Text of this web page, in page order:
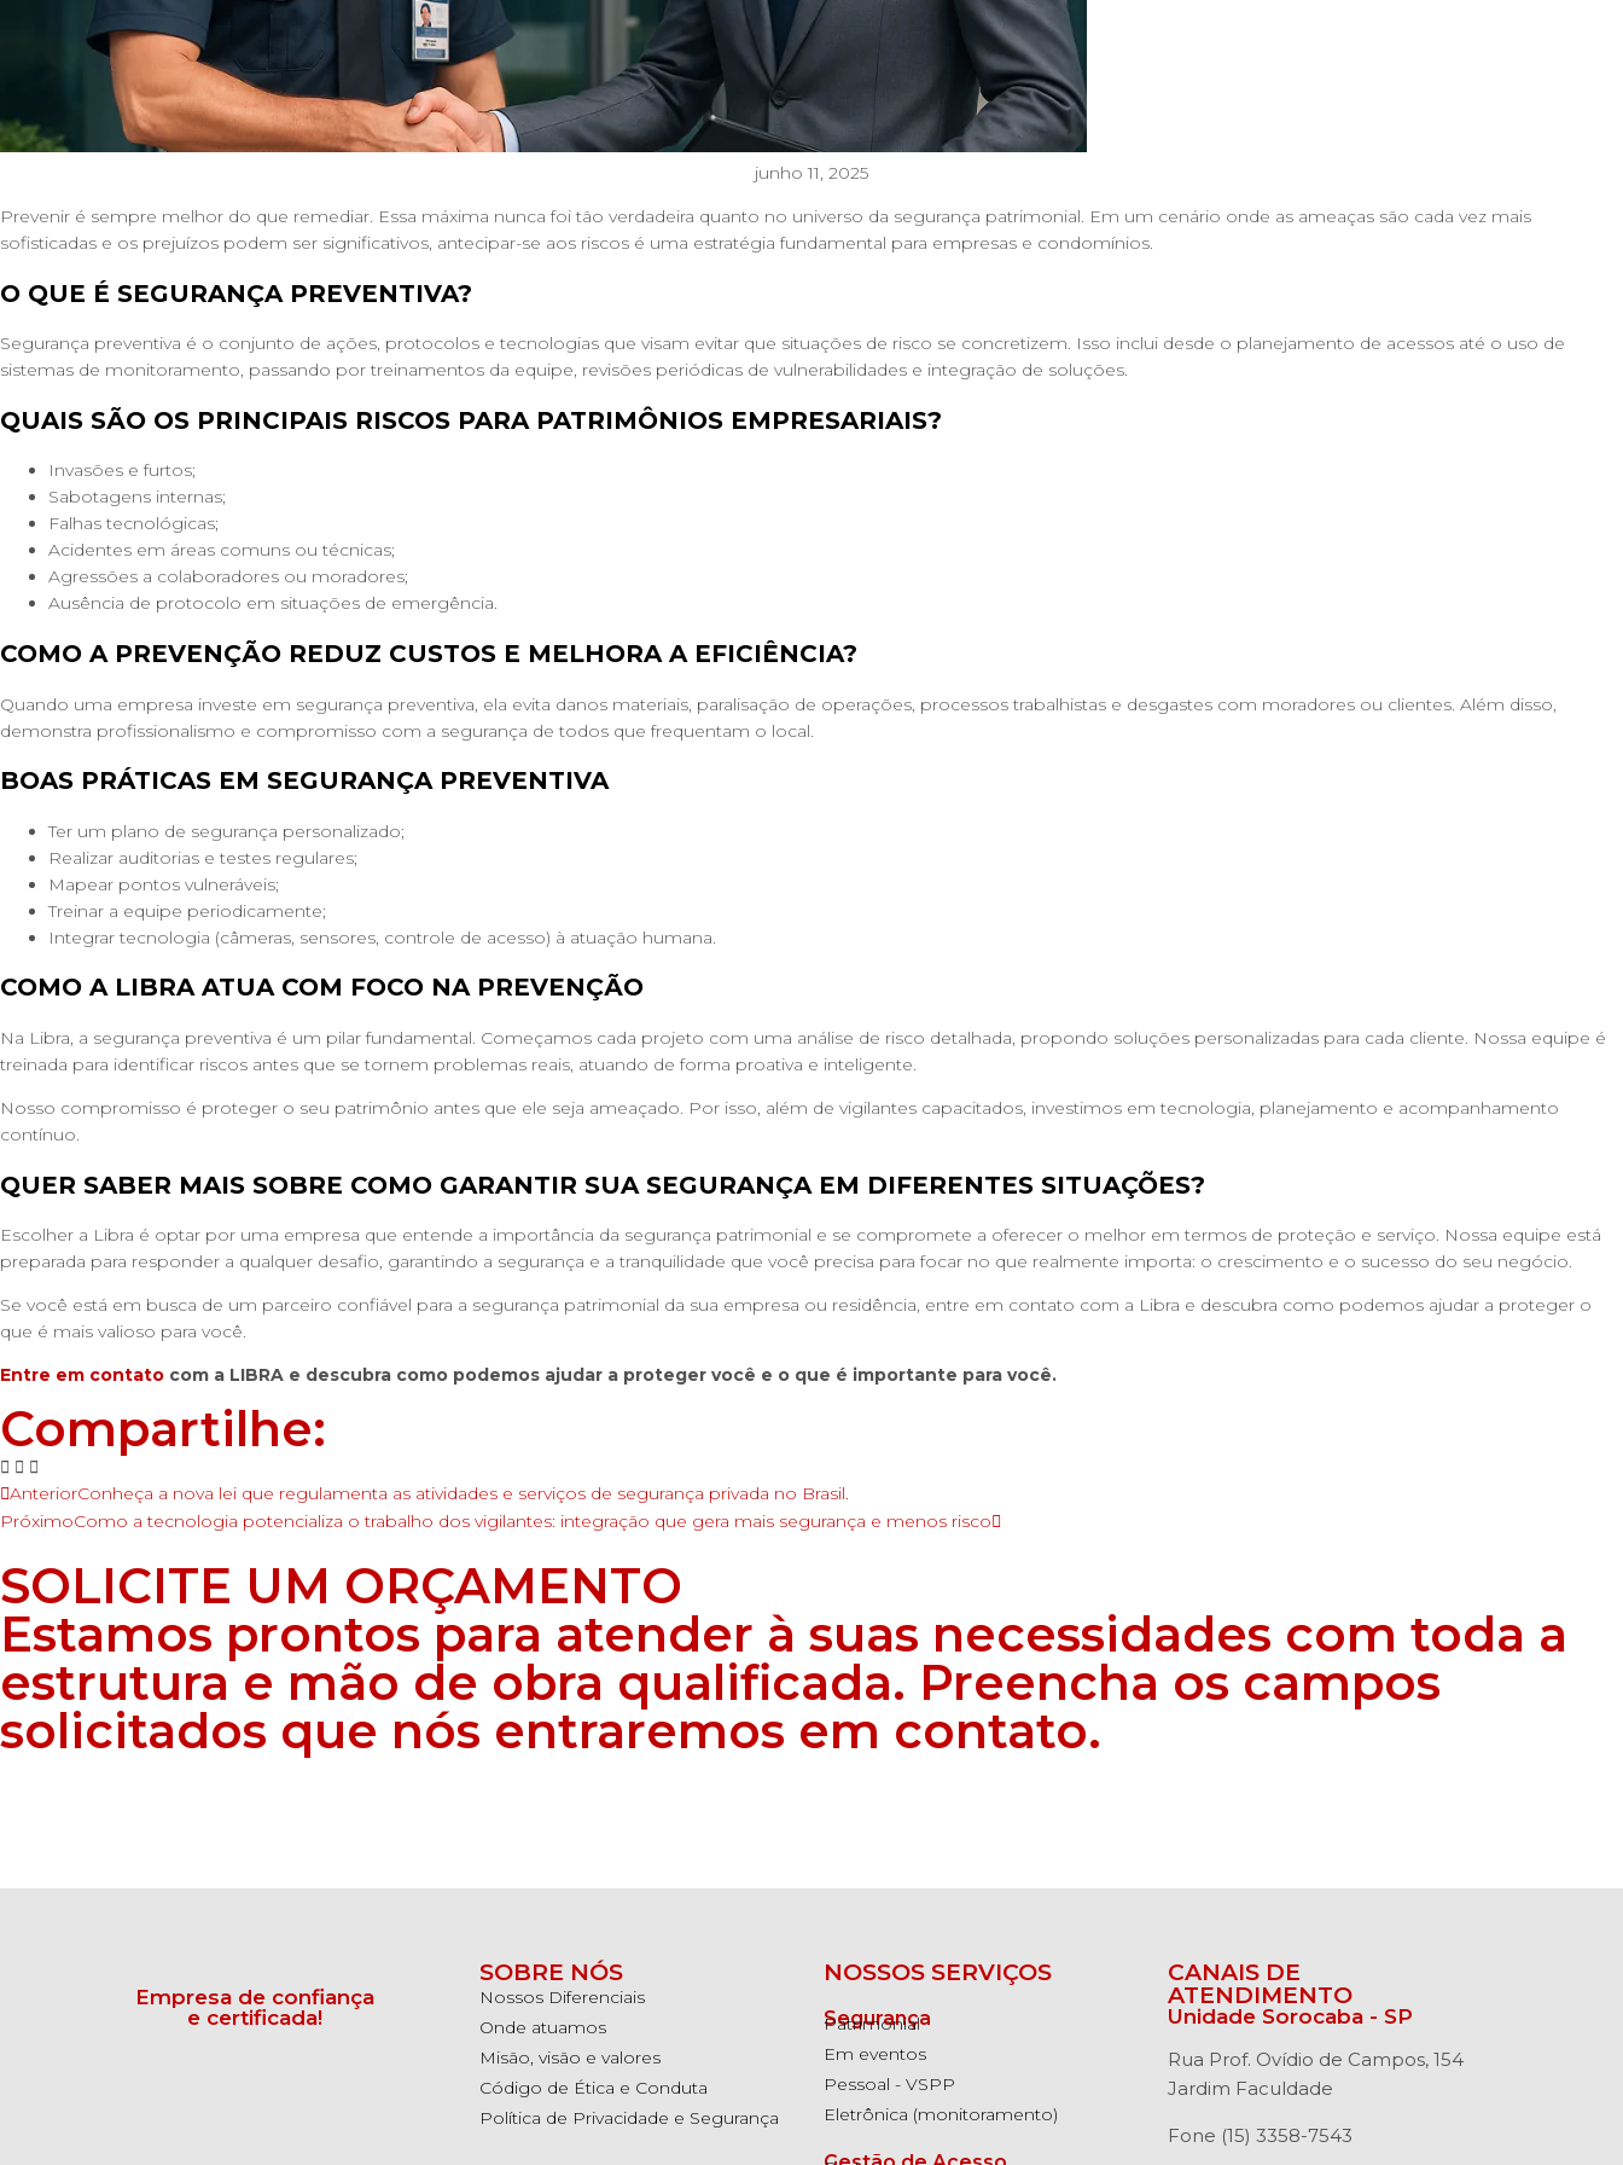
junho 11, 2025
Prevenir é sempre melhor do que remediar. Essa máxima nunca foi tão verdadeira quanto no universo da segurança patrimonial. Em um cenário onde as ameaças são cada vez mais
sofisticadas e os prejuízos podem ser significativos, antecipar-se aos riscos é uma estratégia fundamental para empresas e condomínios.
O QUE É SEGURANÇA PREVENTIVA?
Segurança preventiva é o conjunto de ações, protocolos e tecnologias que visam evitar que situações de risco se concretizem. Isso inclui desde o planejamento de acessos até o uso de
sistemas de monitoramento, passando por treinamentos da equipe, revisões periódicas de vulnerabilidades e integração de soluções.
QUAIS SÃO OS PRINCIPAIS RISCOS PARA PATRIMÔNIOS EMPRESARIAIS?
Invasões e furtos;
Sabotagens internas;
Falhas tecnológicas;
Acidentes em áreas comuns ou técnicas;
Agressões a colaboradores ou moradores;
Ausência de protocolo em situações de emergência.
COMO A PREVENÇÃO REDUZ CUSTOS E MELHORA A EFICIÊNCIA?
Quando uma empresa investe em segurança preventiva, ela evita danos materiais, paralisação de operações, processos trabalhistas e desgastes com moradores ou clientes. Além disso,
demonstra profissionalismo e compromisso com a segurança de todos que frequentam o local.
BOAS PRÁTICAS EM SEGURANÇA PREVENTIVA
Ter um plano de segurança personalizado;
Realizar auditorias e testes regulares;
Mapear pontos vulneráveis;
Treinar a equipe periodicamente;
Integrar tecnologia (câmeras, sensores, controle de acesso) à atuação humana.
COMO A LIBRA ATUA COM FOCO NA PREVENÇÃO
Na Libra, a segurança preventiva é um pilar fundamental. Começamos cada projeto com uma análise de risco detalhada, propondo soluções personalizadas para cada cliente. Nossa equipe é
treinada para identificar riscos antes que se tornem problemas reais, atuando de forma proativa e inteligente.
Nosso compromisso é proteger o seu patrimônio antes que ele seja ameaçado. Por isso, além de vigilantes capacitados, investimos em tecnologia, planejamento e acompanhamento
contínuo.
QUER SABER MAIS SOBRE COMO GARANTIR SUA SEGURANÇA EM DIFERENTES SITUAÇÕES?
Escolher a Libra é optar por uma empresa que entende a importância da segurança patrimonial e se compromete a oferecer o melhor em termos de proteção e serviço. Nossa equipe está
preparada para responder a qualquer desafio, garantindo a segurança e a tranquilidade que você precisa para focar no que realmente importa: o crescimento e o sucesso do seu negócio.
Se você está em busca de um parceiro confiável para a segurança patrimonial da sua empresa ou residência, entre em contato com a Libra e descubra como podemos ajudar a proteger o
que é mais valioso para você.
Entre em contato com a LIBRA e descubra como podemos ajudar a proteger você e o que é importante para você.
Compartilhe:
AnteriorConheça a nova lei que regulamenta as atividades e serviços de segurança privada no Brasil.
PróximoComo a tecnologia potencializa o trabalho dos vigilantes: integração que gera mais segurança e menos risco
SOLICITE UM ORÇAMENTO
Estamos prontos para atender à suas necessidades com toda a
estrutura e mão de obra qualificada. Preencha os campos
solicitados que nós entraremos em contato.
Empresa de confiança
e certificada!
SOBRE NÓS
Nossos Diferenciais
Onde atuamos
Misão, visão e valores
Código de Ética e Conduta
Política de Privacidade e Segurança
NOSSOS SERVIÇOS
Segurança
Patrimonial
Em eventos
Pessoal - VSPP
Eletrônica (monitoramento)
CANAIS DE
ATENDIMENTO
Unidade Sorocaba - SP
Rua Prof. Ovídio de Campos, 154
Jardim Faculdade
Fone (15) 3358-7543